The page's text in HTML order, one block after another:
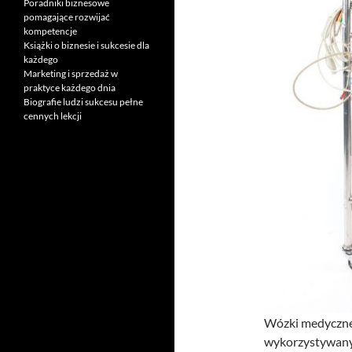
Wózki
Poradniki biznesowe
pomagające rozwijać
kompetencje
Książki o biznesie i sukcesie dla
każdego
Marketing i sprzedaż w
praktyce każdego dnia
Biografie ludzi sukcesu pełne
cennych lekcji